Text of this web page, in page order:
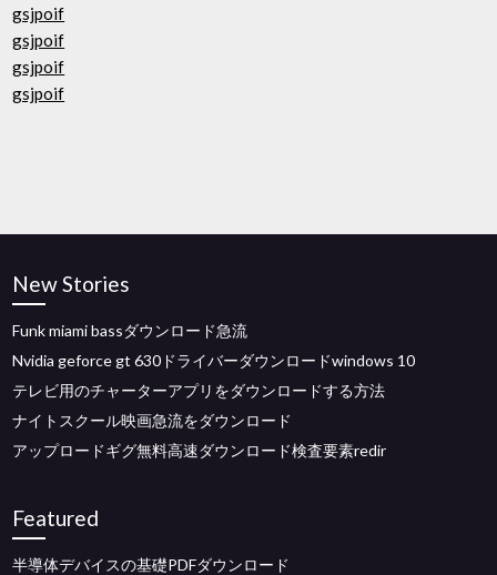
gsjpoif
gsjpoif
gsjpoif
gsjpoif
New Stories
Funk miami bassダウンロード急流
Nvidia geforce gt 630ドライバーダウンロードwindows 10
テレビ用のチャーターアプリをダウンロードする方法
ナイトスクール映画急流をダウンロード
アップロードギグ無料高速ダウンロード検査要素redir
Featured
半導体デバイスの基礎PDFダウンロード